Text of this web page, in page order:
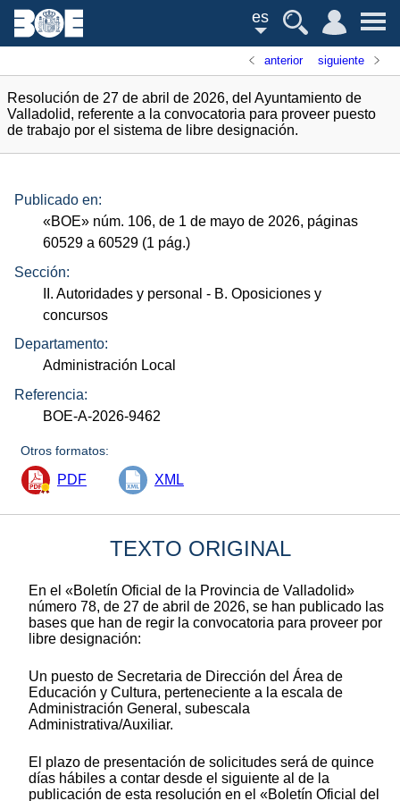
es
anterior siguiente
Resolución de 27 de abril de 2026, del Ayuntamiento de
Valladolid, referente a la convocatoria para proveer puesto
de trabajo por el sistema de libre designación.
Publicado en:
«BOE» núm. 106, de 1 de mayo de 2026, páginas
60529 a 60529 (1 pág.)
Sección:
II. Autoridades y personal - B. Oposiciones y
concursos
Departamento:
Administración Local
Referencia:
BOE-A-2026-9462
Otros formatos:
PDF XML
TEXTO ORIGINAL
En el «Boletín Oficial de la Provincia de Valladolid»
número 78, de 27 de abril de 2026, se han publicado las
bases que han de regir la convocatoria para proveer por
libre designación:
Un puesto de Secretaria de Dirección del Área de
Educación y Cultura, perteneciente a la escala de
Administración General, subescala
Administrativa/Auxiliar.
El plazo de presentación de solicitudes será de quince
días hábiles a contar desde el siguiente al de la
publicación de esta resolución en el «Boletín Oficial del